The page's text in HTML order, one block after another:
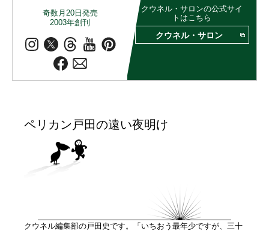
奇数月20日発売
2003年創刊
クウネル・サロンの公式サイ
トはこちら
クウネル・サロン
ペリカン戸田の遠い夜明け
クウネル編集部の戸田史です。「いちおう最年少ですが、三十